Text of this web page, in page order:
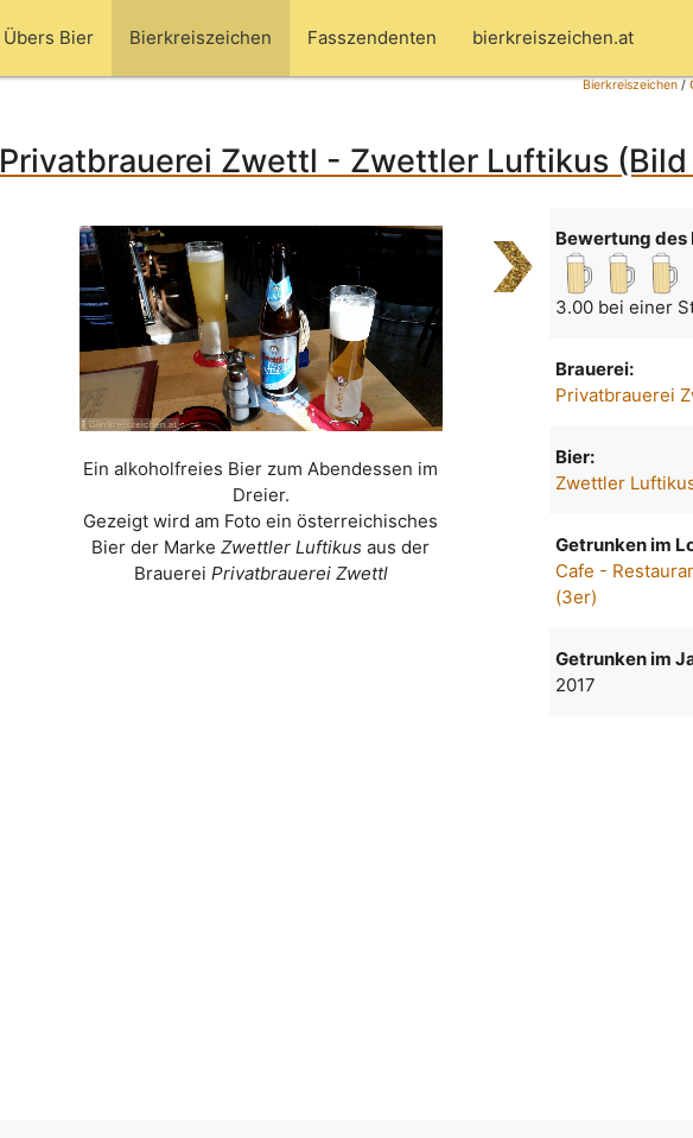
Übers Bier Bierkreiszeichen Fasszendenten bierkreiszeichen.at
Bierkreiszeichen/
Privatbrauerei Zwettl - Zwettler Luftikus
Ein alkoholfreies Bier zum Abendessen im
Dreier.
Gezeigt wird am Foto ein österreichisches
Bier der MarkeZwettler Luftikus aus der
Brauerei Privatbrauerei Zwettl
Bewertung des
3.00 bei einer
Brauerei:
Privatbrauerei
Bier:
Zwettler
Getrunken im
Cafe -
(3er)
Getrunken im
2017